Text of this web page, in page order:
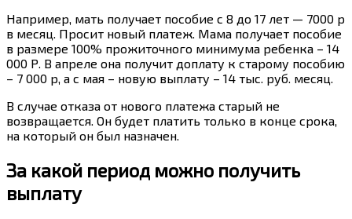
Например, мать получает пособие с 8 до 17 лет — 7000 р
в месяц. Просит новый платеж. Мама получает пособие
в размере 100% прожиточного минимума ребенка – 14
000 Р. В апреле она получит доплату к старому пособию
– 7 000 р, а с мая – новую выплату – 14 тыс. руб. месяц.
В случае отказа от нового платежа старый не
возвращается. Он будет платить только в конце срока,
на который он был назначен.
За какой период можно получить
выплату